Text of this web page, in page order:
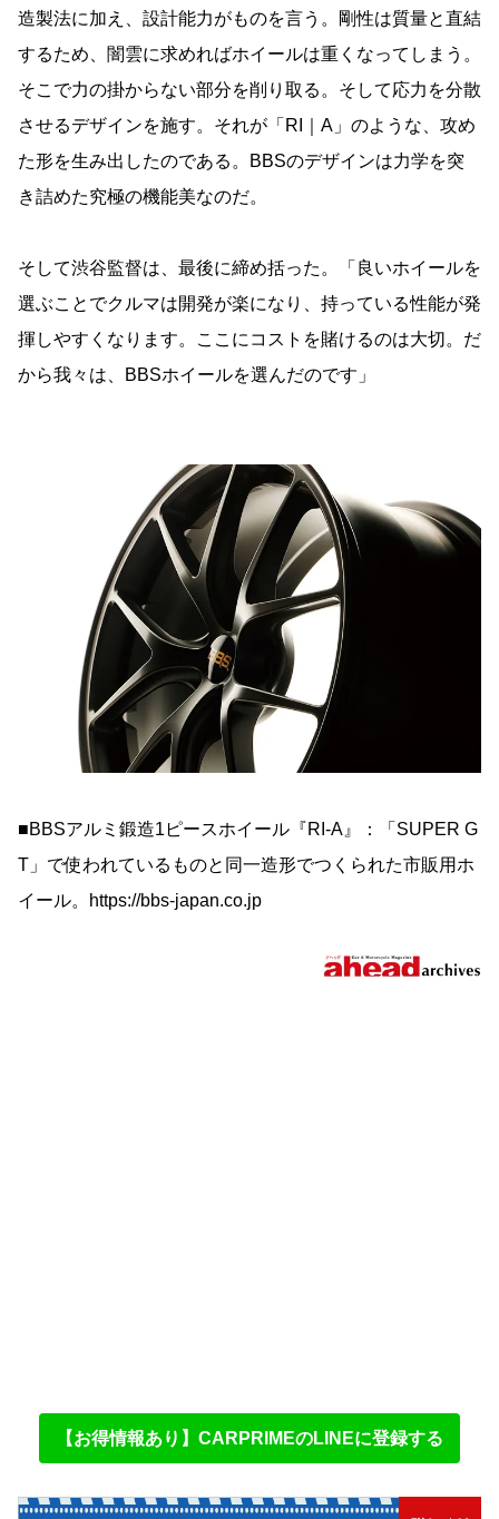
造製法に加え、設計能力がものを言う。剛性は質量と直結
するため、闇雲に求めればホイールは重くなってしまう。
そこで力の掛からない部分を削り取る。そして応力を分散
させるデザインを施す。それが「RI｜A」のような、攻め
た形を生み出したのである。BBSのデザインは力学を突
き詰めた究極の機能美なのだ。
そして渋谷監督は、最後に締め括った。「良いホイールを
選ぶことでクルマは開発が楽になり、持っている性能が発
揮しやすくなります。ここにコストを賭けるのは大切。だ
から我々は、BBSホイールを選んだのです」
■BBSアルミ鍛造1ピースホイール『RI-A』：「SUPER G
T」で使われているものと同一造形でつくられた市販用ホ
イール。https://bbs-japan.co.jp
【お得情報あり】CARPRIMEのLINEに登録する